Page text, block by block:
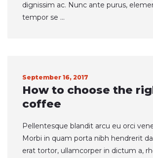
dignissim ac. Nunc ante purus,
tempor se ...
September 16, 2017
How to choose the
coffee
Pellentesque blandit arcu eu orci
Morbi in quam porta nibh hendrerit
erat tortor, ullamcorper in dictum a,